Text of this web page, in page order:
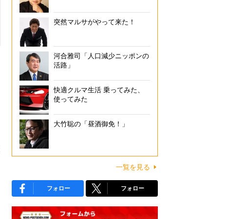
突然マルサがやって来た！
河合雅司「人口減少ニッポンの
活路」
快適クルマ生活 乗ってみた、
使ってみた
大竹聡の「昼酒御免！」
一覧を見る
フォロー フォロー